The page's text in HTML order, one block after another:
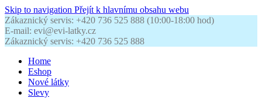
Skip to navigation Přejít k hlavnímu obsahu webu
Zákaznický servis: +420 736 525 888 (10:00-18:00 hod)
E-mail: evi@evi-latky.cz
Zákaznický servis: +420 736 525 888
Home
Eshop
Nové látky
Slevy